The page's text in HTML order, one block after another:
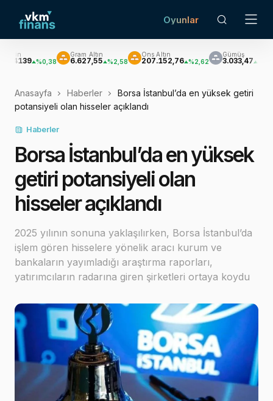
Oyunlar
Gram Altın
6.627,55 %2,58
Ons Altın
207.152,76 %2,62 3.033,47 %3,60
Brent
$81,49
Anasayfa Haberler
Borsa İstanbul’da en yüksek getiri
potansiyeli olan hisseler açıklandı
Haberler
Borsa İstanbul’da en yüksek
getiri potansiyeli olan
hisseler açıklandı
2025 yılının sonuna yaklaşılırken, Borsa İstanbul’da
işlem gören hisselere yönelik aracı kurum ve
bankaların yayımladığı araştırma raporları,
yatırımcıların radarına giren şirketleri ortaya koydu